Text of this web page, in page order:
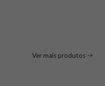
Ver mais produtos